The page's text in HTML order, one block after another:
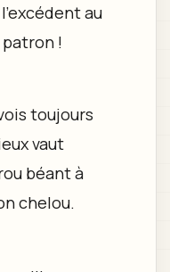
au
!
toujours
vaut
béant à
chelou.